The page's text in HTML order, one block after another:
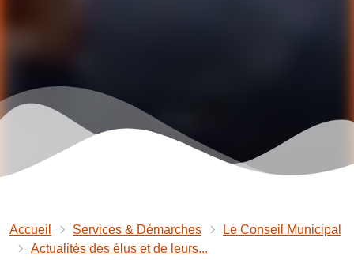
Accueil Services & Démarches
Le Conseil Municipal
Actualités des élus et de leurs...